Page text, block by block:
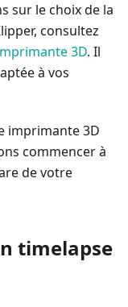
sur le choix de la
consultez
3D. Il
à vos
imprimante 3D
commencer à
de votre
timelapse